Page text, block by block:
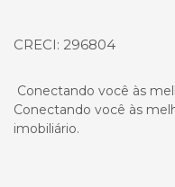
CRECI: 296804
Conectando você às
Conectando você às
imobiliário.